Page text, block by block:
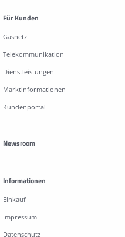
Für Kunden
Gasnetz
Telekommunikation
Dienstleistungen
Marktinformationen
Kundenportal
Newsroom
Informationen
Einkauf
Impressum
Datenschutz